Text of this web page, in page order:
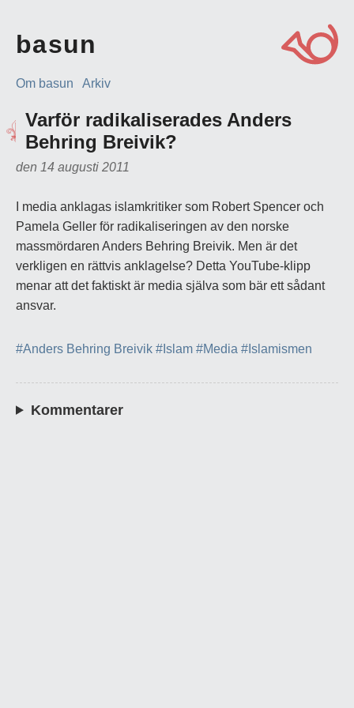
basun
Om basun Arkiv
Varför radikaliserades Anders
Behring Breivik?
den 14 augusti 2011
I media anklagas islamkritiker som Robert Spencer och
Pamela Geller för radikaliseringen av den norske
massmördaren Anders Behring Breivik. Men är det
verkligen en rättvis anklagelse? Detta YouTube-klipp
menar att det faktiskt är media själva som bär ett sådant
ansvar.
#Anders Behring Breivik #Islam #Media #Islamismen
Kommentarer